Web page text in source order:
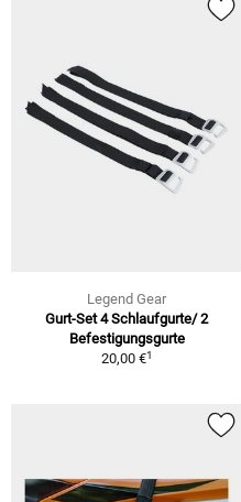
Legend Gear
Gurt-Set 4 Schlaufgurte/ 2
Befestigungsgurte
20,00 €1